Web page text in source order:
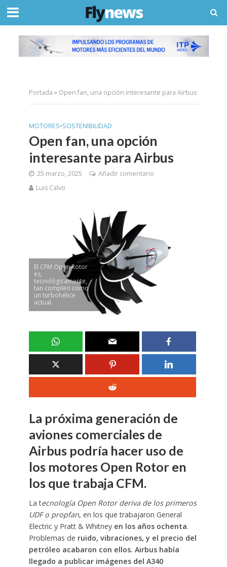
Portada » Open fan, una opción interesante para Airbus
MOTORES•SOSTENIBILIDAD
Open fan, una opción
interesante para Airbus
25 marzo, 2025
Añadir comentario
Luis Calvo
El CFM Open Rotor
es,
tecnológicamente,
tan compleo como
un turbohélice
actual.
La próxima generación de
aviones comerciales de
Airbus podría hacer uso de
los motores Open Rotor en
los que trabaja CFM.
La tecnología Open Rotor deriva de los primeros
UDF o propfan, en los que trabajaron General
Electric y Pratt & Whitney en los años ochenta.
Problemas de ruido, vibraciones, y el precio del
petróleo acabaron con ellos. Airbus había
llegado a publicar imágenes del A340